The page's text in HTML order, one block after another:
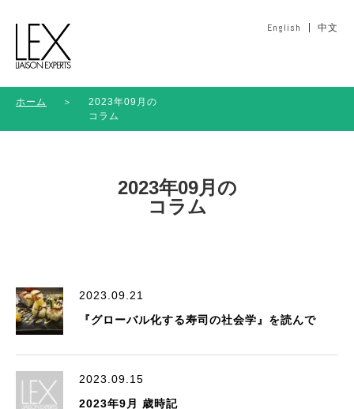
English 中文
ホーム ＞
2023年09月の
コラム
2023年09月の
コラム
2023.09.21
『グローバル化する寿司の社会学』を読んで
2023.09.15
2023年9月 歳時記